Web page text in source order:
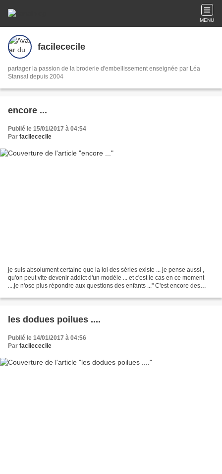
MENU
facilececile
partager la passion de la broderie d'embellissement enseignée par Léa
Stansal depuis 2004
encore ...
Publié le 15/01/2017 à 04:54
Par facilececile
je suis absolument certaine que la loi des séries existe ... je pense aussi ,
qu'on peut vite devenir addict d'un modèle ... et c'est le cas en ce moment
....je n'ose plus répondre aux questions des enfants ..." C'est encore des
les dodues poilues ....
Publié le 14/01/2017 à 04:56
Par facilececile